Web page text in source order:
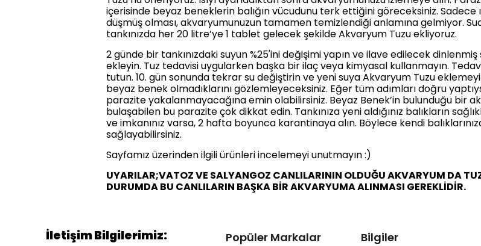
içerisinde beyaz beneklerin balığın vücudunu terk ettiğini göreceksiniz. Sadece
düşmüş olması, akvaryumunuzun tamamen temizlendiği anlamına gelmiyor.
tankınızda her 20 litre’ye 1 tablet gelecek şekilde Akvaryum Tuzu ekliyoruz.
2 günde bir tankınızdaki suyun %25'ini değişimi yapın ve ilave edilecek
ekleyin. Tuz tedavisi uygularken başka bir ilaç veya kimyasal kullanmayın.
tutun. 10. gün sonunda tekrar su değiştirin ve yeni suya Akvaryum Tuzu
beyaz benek olmadıklarını gözlemleyeceksiniz. Eğer tüm adımları doğru
parazite yakalanmayacağına emin olabilirsiniz. Beyaz Benek’in bulunduğu bir
bulaşabilen bu parazite çok dikkat edin. Tankınıza yeni aldığınız balıkların
ve imkanınız varsa, 2 hafta boyunca karantinaya alın. Böylece kendi
sağlayabilirsiniz.
Sayfamız üzerinden ilgili ürünleri incelemeyi unutmayın :)
UYARILAR;VATOZ VE SALYANGOZ CANLILARININ OLDUĞU AKVARYUM DA
DURUMDA BU CANLILARIN BAŞKA BİR AKVARYUMA ALINMASI GEREKLİDİR.
Popüler Markalar Bilgiler
İletişim Bilgilerimiz: